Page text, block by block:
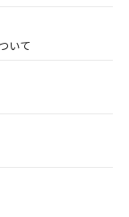
いて